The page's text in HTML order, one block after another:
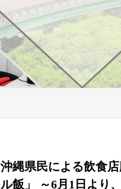
沖縄県民による飲食
ル飯」 ～6月1日より